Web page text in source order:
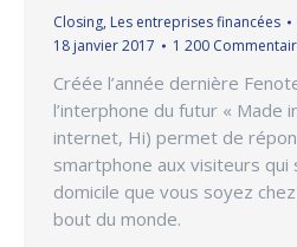
Closing, Les entreprises financées
18 janvier 2017
1 200
Créée l’année dernière
l’interphone du futur « Made
internet, Hi) permet de
smartphone aux visiteurs qui
domicile que vous soyez
bout du monde.